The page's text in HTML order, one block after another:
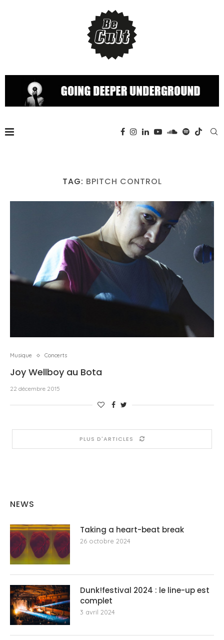
TAG: BPITCH CONTROL
Musique Concerts
Joy Wellboy au Bota
22 décembre 2015
PLUS D'ARTICLES
NEWS
Taking a heart-beat break
26 octobre 2024
Dunk!festival 2024 : le line-up est
complet
3 avril 2024